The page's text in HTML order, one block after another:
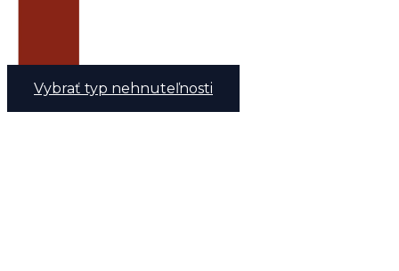
Vybrať typ nehnuteľnosti